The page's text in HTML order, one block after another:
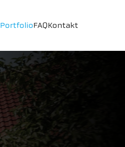
PortfolioFAQKontakt